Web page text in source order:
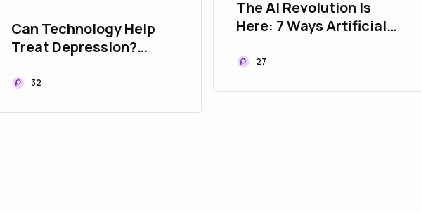
Can Technology Help
Treat Depression?
Health Tools
32
The AI Revolution Is
Here: 7 Ways Artificial
Your Life Every Single
27